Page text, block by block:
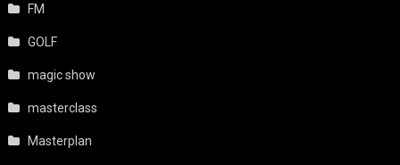
FM
GOLF
magic show
masterclass
Masterplan